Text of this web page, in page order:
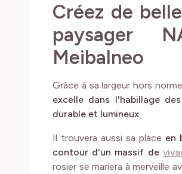
Créez de
paysager
Meibalneo
Grâce à sa largeur hors
excelle dans l'habillage
durable et lumineux.
Il trouvera aussi sa place en
contour d'un massif de
rosier se mariera à merveille